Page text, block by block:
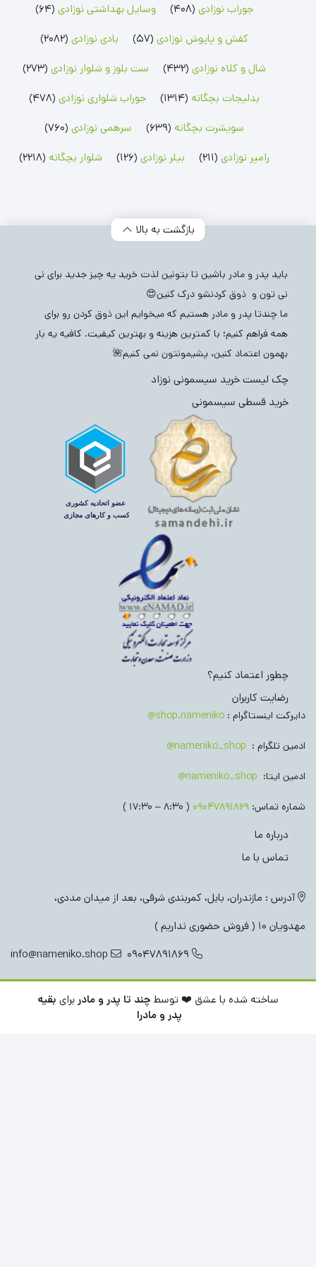
جوراب نوزادی (408) وسایل بهداشتی نوزادی (64)
کفش و پاپوش نوزادی (57) بادی نوزادی (2082)
شال و کلاه نوزادی (432) ست بلوز و شلوار نوزادی (273)
بدلیجات بچگانه (1314) جوراب شلواری نوزادی (478)
سویشرت بچگانه (639) سرهمی نوزادی (760)
رامپر نوزادی (211) بیلر نوزادی (126) شلوار بچگانه (2218)
بازگشت به بالا
باید پدر و مادر باشین تا بتونین لذت خرید یه چیز جدید برای نی
نی تون و ذوق کردنشو درک کنین😍
ما چندتا پدر و مادر هستیم که میخوایم این ذوق کردن رو برای
همه فراهم کنیم؛ با کمترین هزینه و بهترین کیفیت. کافیه یه بار
بهمون اعتماد کنین، پشیمونتون نمی کنیم🌺
چک لیست خرید سیسمونی نوزاد
خرید قسطی سیسمونی
چطور اعتماد کنیم؟
رضایت کاربران
دایرکت اینستاگرام : shop.nameniko@
ادمین تلگرام : nameniko_shop@
ادمین ایتا: nameniko_shop@
شماره تماس: 09047891869
( 8:30 – 17:30 )
درباره ما
تماس با ما
آدرس : مازندران، بابل، کمربندی شرقی، بعد از میدان مددی،
مهدویان 10 ( فروش حضوری نداریم )
09047891869
info@nameniko.shop
ساخته شده با عشق ❤️ توسط چند تا پدر و مادر برای بقیه
پدر و مادرا